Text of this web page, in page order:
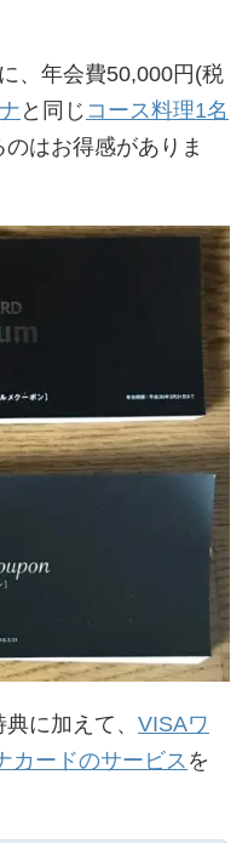
、年会費50,000円(税
と同じ コース料理1名
はお得感がありま
に加えて、 VISAワ
カードのサービス を